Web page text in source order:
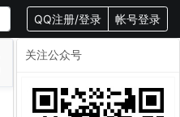
QQ注册/登录 帐号登录
关注公众号